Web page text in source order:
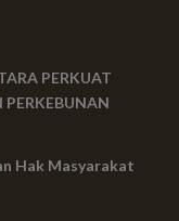
PERKUAT
Hak Masyarakat